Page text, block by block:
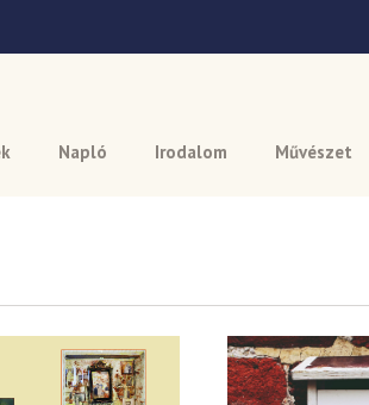
Napló Irodalom Művészet